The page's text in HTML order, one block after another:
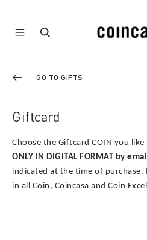
GO TO GIFTS
Giftcard
Choose the Giftcard COIN you
ONLY IN DIGITAL FORMAT by
indicated at the time of purchase.
in all Coin, Coincasa and Coin